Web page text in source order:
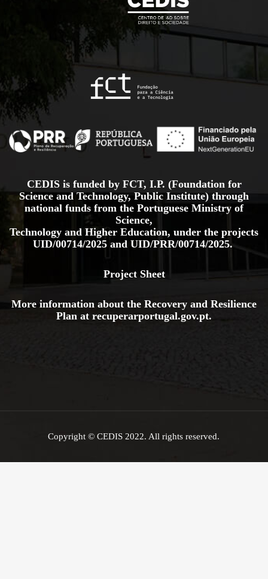
CEDIS is funded by FCT, I.P. (Foundation for
Science and Technology, Public Institute) through
national funds from the Portuguese Ministry of
Science,
Technology and Higher Education, under the projects
UID/00714/2025 and UID/PRR/00714/2025.
Project Sheet
More information about the Recovery and Resilience
Plan at recuperarportugal.gov.pt.
Copyright © CEDIS 2022. All rights reserved.